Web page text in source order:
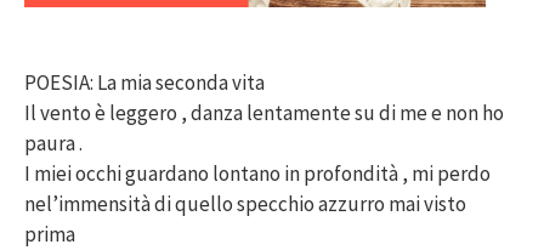
POESIA: La mia seconda vita
Il vento è leggero , danza lentamente su di me e non ho
paura .
I miei occhi guardano lontano in profondità , mi perdo
nel’immensità di quello specchio azzurro mai visto
prima